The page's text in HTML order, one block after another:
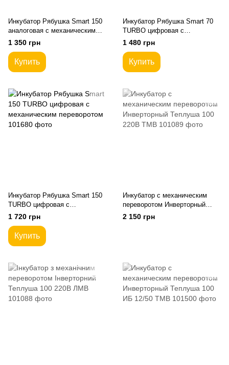
Инкубатор Рябушка Smart 150
аналоговая с механическим
переворотом
1 350 грн
Купить
Инкубатор Рябушка Smart 70
TURBO цифровая с
механическим переворотом
1 480 грн
Купить
Инкубатор Рябушка Smart 150
TURBO цифровая с
механическим переворотом
1 720 грн
Купить
Инкубатор с механическим
переворотом Инверторный
Теплуша 100 220В ТМВ
2 150 грн